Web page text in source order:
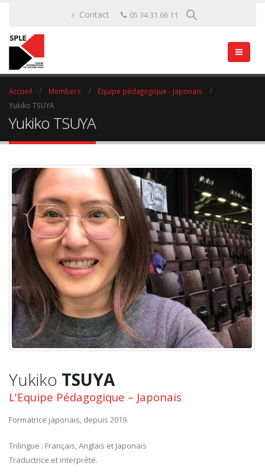
Contact 05 34 31 66 11
Accueil Members
Equipe pédagogique - Japonais
Yukiko TSUYA
Yukiko TSUYA
Yukiko TSUYA
L'Equipe Pédagogique – Japonais
Formatrice japonais, depuis 2019.
Trilingue : Français, Anglais et Japonais
Traductrice et interprète.